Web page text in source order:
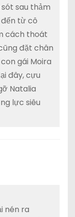
sau thảm
từ cô
cách thoát
đặt chân
gái Moira
đây, cựu
Natalia
lực siêu
nén ra